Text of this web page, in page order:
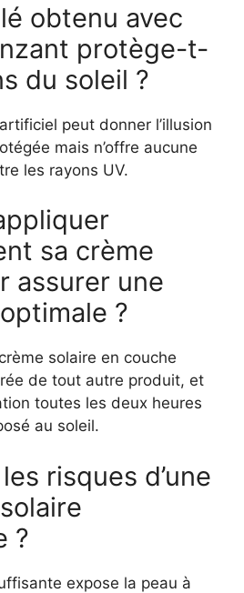
obtenu avec
protège-t-
du soleil ?
peut donner l’illusion
mais n’offre aucune
les rayons UV.
sa crème
assurer une
?
solaire en couche
de tout autre produit, et
toutes les deux heures
au soleil.
risques d’une
?
expose la peau à